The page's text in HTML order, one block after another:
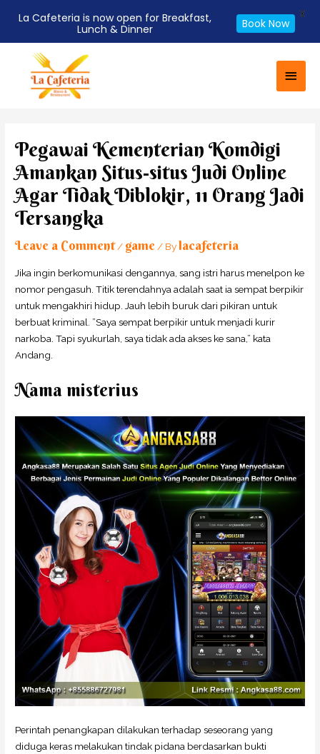
content
Pegawai Kementerian Komdigi
Amankan Situs-situs Judi Online
Agar Tidak Diblokir, 11 Orang Jadi
Tersangka
Leave a Comment/ game/ Bylacafeteria
Jika ingin berkomunikasi dengannya, sang istri harus menelpon ke
nomor pengasuh. Titik terendahnya adalah saat ia sempat berpikir
untuk mengakhiri hidup. Jauh lebih buruk dari pikiran untuk
berbuat kriminal. ”Saya sempat berpikir untuk menjadi kurir
narkoba. Tapi syukurlah, saya tidak ada akses ke sana,” kata
Andang.
Nama misterius
Perintah penangkapan dilakukan terhadap seseorang yang
diduga keras melakukan tindak pidana berdasarkan bukti
La Cafeteria is now open for Breakfast,
Lunch & Dinner
Book Now
X